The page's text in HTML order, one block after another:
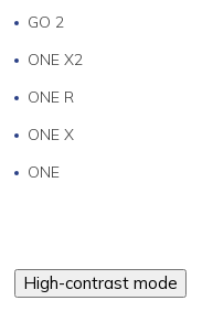
GO 2
ONE X2
ONE R
ONE X
ONE
High-contrast mode